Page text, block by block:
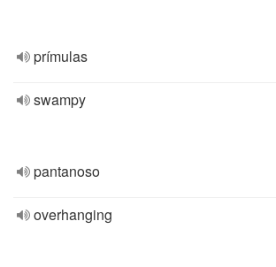
prímulas
swampy
pantanoso
overhanging